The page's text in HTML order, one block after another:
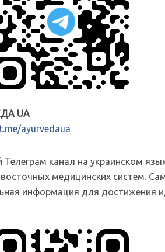
UA
ayurvedaua
Телеграм канал на украинском
восточных медицинских систем.
информация для достижения